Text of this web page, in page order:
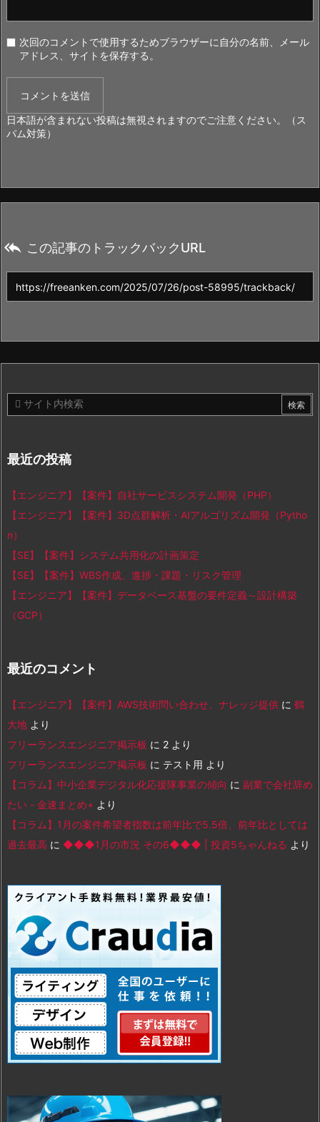
次回のコメントで使用するためブラウザーに自分の名前、メール
アドレス、サイトを保存する。
日本語が含まれない投稿は無視されますのでご注意ください。（ス
パム対策）
 この記事のトラックバックURL
最近の投稿
【エンジニア】【案件】自社サービスシステム開発（PHP）
【エンジニア】【案件】3D点群解析・AIアルゴリズム開発（Pytho
n）
【SE】【案件】システム共用化の計画策定
【SE】【案件】WBS作成、進捗・課題・リスク管理
【エンジニア】【案件】データベース基盤の要件定義～設計構築
（GCP）
最近のコメント
【エンジニア】【案件】AWS技術問い合わせ、ナレッジ提供 に 鶴
大地 より
フリーランスエンジニア掲示板 に 2 より
フリーランスエンジニア掲示板 に テスト用 より
【コラム】中小企業デジタル化応援隊事業の傾向 に 副業で会社辞め
たい - 金速まとめ+ より
【コラム】1月の案件希望者指数は前年比で5.5倍、前年比としては
過去最高 に ◆◆◆1月の市況 その6◆◆◆ | 投資5ちゃんねる より